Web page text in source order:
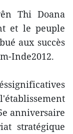
Thi Doana
et le peuple
aux succès
Inde2012.
anniversaire
stratégique